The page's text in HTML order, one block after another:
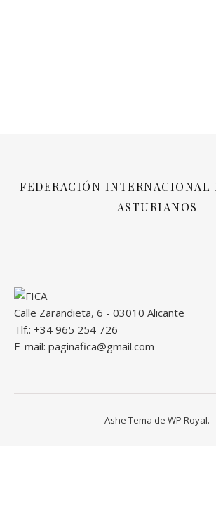
FEDERACIÓN INTERNACIONAL
ASTURIANOS
Calle Zarandieta, 6 - 03010 Alicante
Tlf.: +34 965 254 726
E-mail: paginafica@gmail.com
Ashe Tema de WP Royal.